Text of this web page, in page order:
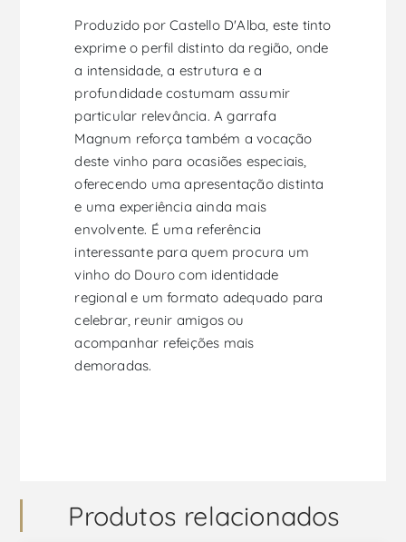
Produzido por Castello D'Alba, este tinto
exprime o perfil distinto da região, onde
a intensidade, a estrutura e a
profundidade costumam assumir
particular relevância. A garrafa
Magnum reforça também a vocação
deste vinho para ocasiões especiais,
oferecendo uma apresentação distinta
e uma experiência ainda mais
envolvente. É uma referência
interessante para quem procura um
vinho do Douro com identidade
regional e um formato adequado para
celebrar, reunir amigos ou
acompanhar refeições mais
demoradas.
Produtos relacionados